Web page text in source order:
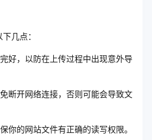
几点：
好，以防在上传过程中出现意外导
断开网络连接，否则可能会导致文
你的网站文件有正确的读写权限。